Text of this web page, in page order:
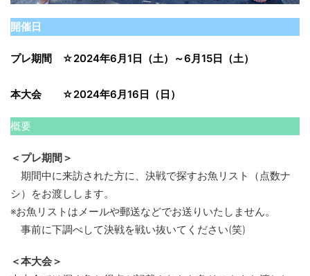
開催日
プレ期間 ☆2024年6月1日（土）～6月15日（土）
本大会 ☆2024年6月16日（日）
概要
＜プレ期間＞
期間中に来訪された方に、決戦で探すお魚リスト（点数ナ
シ）をお渡しします。
※お魚リストはメールや郵送などでお送りいたしません。
事前に下調べして決戦を戦い抜いてください(笑)
＜本大会＞